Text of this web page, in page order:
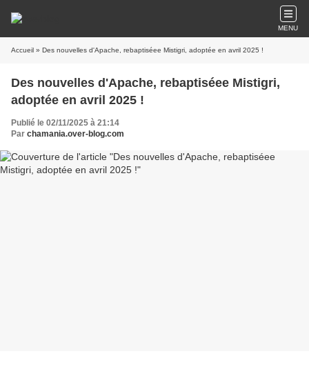
MENU
Accueil » Des nouvelles d'Apache, rebaptiséee Mistigri, adoptée en avril 2025 !
Des nouvelles d'Apache, rebaptiséee Mistigri,
adoptée en avril 2025 !
Publié le 02/11/2025 à 21:14
Par chamania.over-blog.com